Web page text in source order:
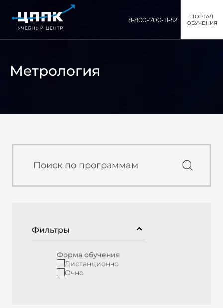
8-800-700-11-52
ПОРТАЛ
ОБУЧЕНИЯ
Метрология
Фильтры
Форма обучения
Дистанционно
Очно